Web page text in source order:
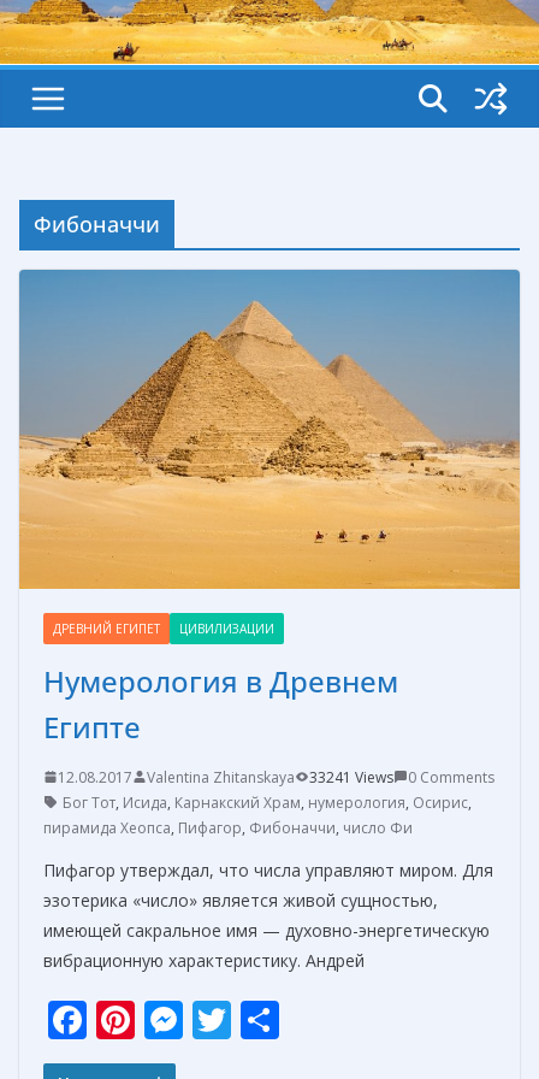
Фибоначчи
ДРЕВНИЙ ЕГИПЕТ ЦИВИЛИЗАЦИИ
Нумерология в Древнем
Египте
12.08.2017 Valentina Zhitanskaya 33241 Views
0 Comments
Бог Тот, Исида, Карнакский Храм, нумерология, Осирис,
пирамида Хеопса, Пифагор, Фибоначчи, число Фи
Пифагор утверждал, что числа управляют миром. Для
эзотерика «число» является живой сущностью,
имеющей сакральное имя — духовно-энергетическую
вибрационную характеристику. Андрей
F
ac
Pi
nt
M T